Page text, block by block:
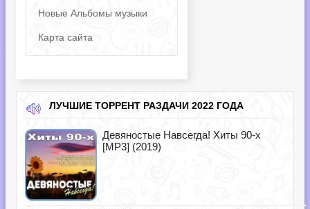
Новые Альбомы музыки
Карта сайта
ЛУЧШИЕ ТОРРЕНТ РАЗДАЧИ 2022 ГОДА
Девяностые Навсегда! Хиты 90-х
[MP3] (2019)